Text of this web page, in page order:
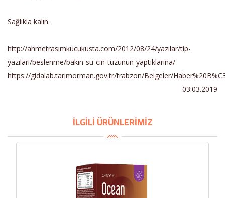
Sağlıkla kalın.
http://ahmetrasimkucukusta.com/2012/08/24/yazilar/tip-
yazilari/beslenme/bakin-su-cin-tuzunun-yaptiklarina/
https://gidalab.tarimorman.gov.tr/trabzon/Belgeler/
03.03.2019
İLGİLİ ÜRÜNLERİMİZ